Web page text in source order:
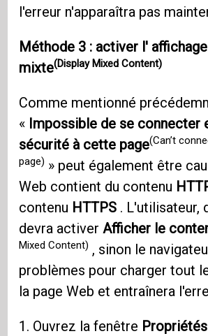
l'erreur n'apparaîtra pas
Méthode 3 : activer l'
mixte(Display Mixed Content)
Comme mentionné
« Impossible de se connecter
sécurité à cette page(Can’t
page) » peut également être
Web contient du contenu
contenu HTTPS . L'utilisateur,
devra activer Afficher le
Mixed Content) , sinon le
problèmes pour charger tout
la page Web et entraînera
1. Ouvrez la fenêtre Propriétés